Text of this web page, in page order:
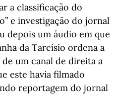
a classificação do
e investigação do jornal
depois um áudio em que
da Tarcísio ordena a
um canal de direita a
este havia filmado
reportagem do jornal